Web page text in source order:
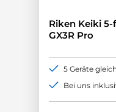
Riken Keiki
GX3R Pro
5 Geräte
Bei uns